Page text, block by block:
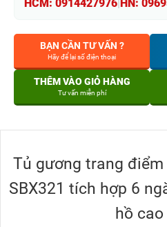
HCM: 0914427976|HN:
BẠN CẦN TƯ VẤN ?
Hãy để lại số điện thoại
THÊM VÀO GIỎ HÀNG
Tư vấn miễn phí
Tủ gương trang
SBX321 tích hợp 6
hồ